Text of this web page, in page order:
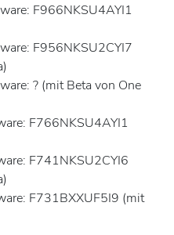
F966NKSU4AYI1
F956NKSU2CYI7
? (mit Beta von One
F766NKSU4AYI1
F741NKSU2CYI6
F731BXXUF5I9 (mit